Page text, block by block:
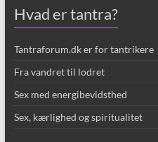
Hvad er tantra?
Tantraforum.dk er for tantrikere
Fra vandret til lodret
Sex med energibevidsthed
Sex, kærlighed og spiritualitet